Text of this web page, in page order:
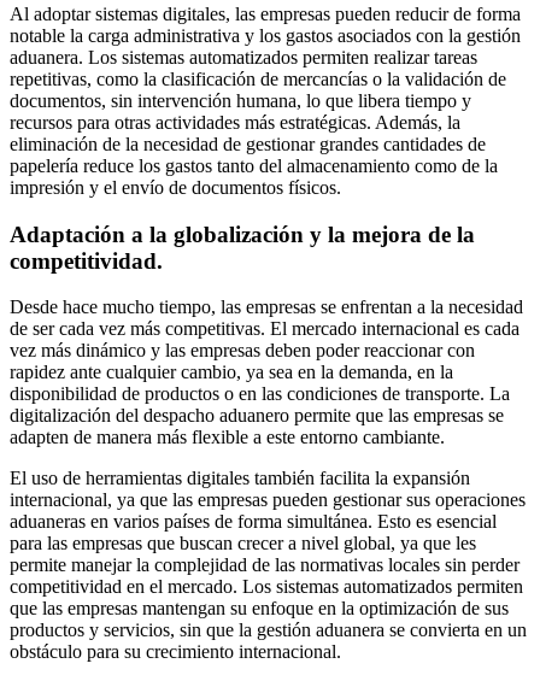
Al adoptar sistemas digitales, las empresas pueden reducir de forma
notable la carga administrativa y los gastos asociados con la gestión
aduanera. Los sistemas automatizados permiten realizar tareas
repetitivas, como la clasificación de mercancías o la validación de
documentos, sin intervención humana, lo que libera tiempo y
recursos para otras actividades más estratégicas. Además, la
eliminación de la necesidad de gestionar grandes cantidades de
papelería reduce los gastos tanto del almacenamiento como de la
impresión y el envío de documentos físicos.
Adaptación a la globalización y la mejora de la
competitividad.
Desde hace mucho tiempo, las empresas se enfrentan a la necesidad
de ser cada vez más competitivas. El mercado internacional es cada
vez más dinámico y las empresas deben poder reaccionar con
rapidez ante cualquier cambio, ya sea en la demanda, en la
disponibilidad de productos o en las condiciones de transporte. La
digitalización del despacho aduanero permite que las empresas se
adapten de manera más flexible a este entorno cambiante.
El uso de herramientas digitales también facilita la expansión
internacional, ya que las empresas pueden gestionar sus operaciones
aduaneras en varios países de forma simultánea. Esto es esencial
para las empresas que buscan crecer a nivel global, ya que les
permite manejar la complejidad de las normativas locales sin perder
competitividad en el mercado. Los sistemas automatizados permiten
que las empresas mantengan su enfoque en la optimización de sus
productos y servicios, sin que la gestión aduanera se convierta en un
obstáculo para su crecimiento internacional.